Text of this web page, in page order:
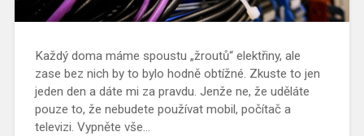
Každý doma máme spoustu „žroutů“ elektřiny, ale
zase bez nich by to bylo hodně obtížné. Zkuste to jen
jeden den a dáte mi za pravdu. Jenže ne, že uděláte
pouze to, že nebudete používat mobil, počítač a
televizi. Vypněte vše…